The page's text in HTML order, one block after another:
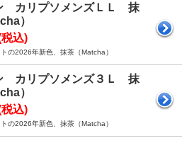
カリプソメンズＬＬ 抹
）
込)
の2026年新色、抹茶（Matcha）
カリプソメンズ３Ｌ 抹
）
込)
の2026年新色、抹茶（Matcha）